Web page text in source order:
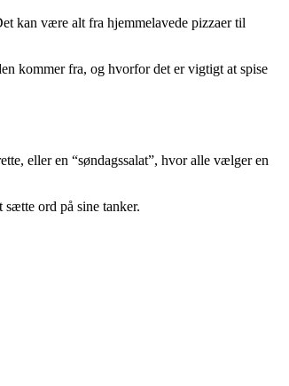
kan være alt fra hjemmelavede pizzaer til
kommer fra, og hvorfor det er vigtigt at spise
eller en “søndagssalat”, hvor alle vælger en
ord på sine tanker.